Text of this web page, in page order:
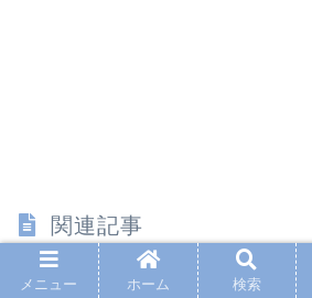
関連記事
メニュー ホーム 検索